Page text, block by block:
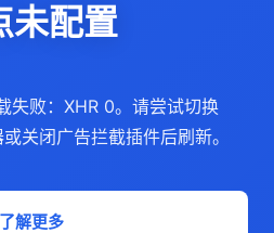
未配置
失败：XHR 0。请尝试切换
关闭广告拦截插件后刷新。
了解更多